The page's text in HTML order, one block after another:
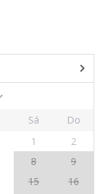
Sá
Do
1
2
8
9
15
16